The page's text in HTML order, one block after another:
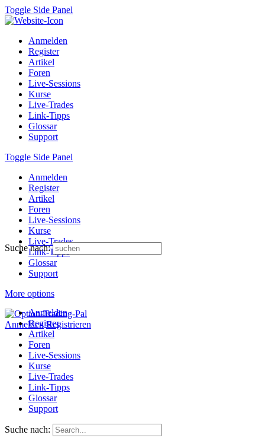
Toggle Side Panel
Anmelden
Register
Artikel
Foren
Live-Sessions
Kurse
Live-Trades
Link-Tipps
Glossar
Support
Toggle Side Panel
Anmelden
Register
Artikel
Foren
Live-Sessions
Kurse
Live-Trades
Link-Tipps
Glossar
Support
More options
Anmelden Registrieren
Suche nach:
Anmelden
Register
Artikel
Foren
Live-Sessions
Kurse
Live-Trades
Link-Tipps
Glossar
Support
Suche nach: